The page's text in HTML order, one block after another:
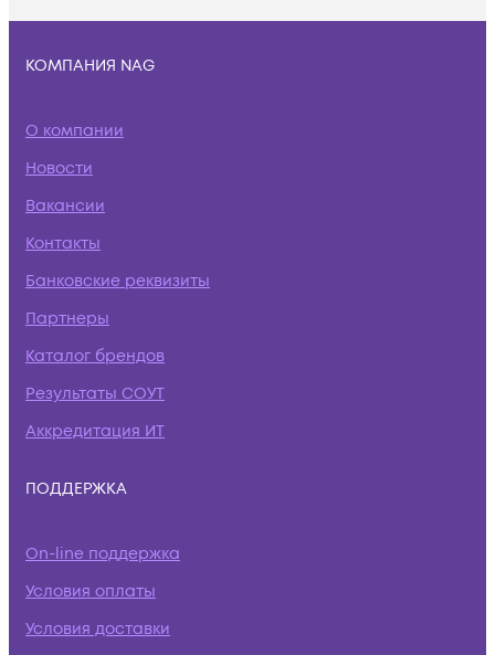
КОМПАНИЯ NAG
О компании
Новости
Вакансии
Контакты
Банковские реквизиты
Партнеры
Каталог брендов
Результаты СОУТ
Аккредитация ИТ
ПОДДЕРЖКА
On-line поддержка
Условия оплаты
Условия доставки